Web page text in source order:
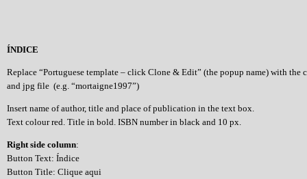
ÍNDICE
Replace “Portuguese template – click Clone & Edit” (the popup name) with the
and jpg file (e.g. “mortaigne1997”)
Insert name of author, title and place of publication in the text box.
Text colour red. Title in bold. ISBN number in black and 10 px.
Right side column:
Button Text: Índice
Button Title: Clique aqui